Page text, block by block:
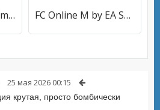
Iris's Adventure: Time Travel FC Online M by EA SPORTS™
25 мая 2026 00:15
крутая, просто бомбически